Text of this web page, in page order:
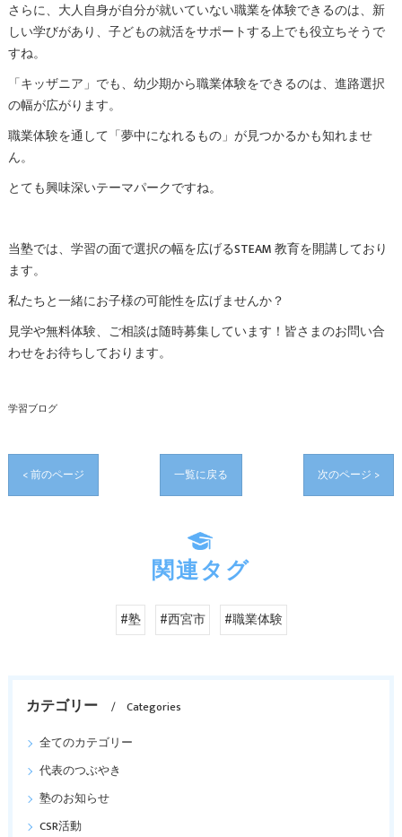
さらに、大人自身が自分が就いていない職業を体験できるのは、新
しい学びがあり、子どもの就活をサポートする上でも役立ちそうで
すね。
「キッザニア」でも、幼少期から職業体験をできるのは、進路選択
の幅が広がります。
職業体験を通して「夢中になれるもの」が見つかるかも知れませ
ん。
とても興味深いテーマパークですね。
当塾では、学習の面で選択の幅を広げるSTEAM 教育を開講しており
ます。
私たちと一緒にお子様の可能性を広げませんか？
見学や無料体験、ご相談は随時募集しています！皆さまのお問い合
わせをお待ちしております。
学習ブログ
< 前のページ 一覧に戻る 次のページ >
関連タグ
#塾 #西宮市 #職業体験
カテゴリー
Categories
全てのカテゴリー
代表のつぶやき
塾のお知らせ
CSR活動